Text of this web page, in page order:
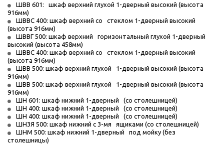
ШВВ 601:   шкаф верхний глухой 1-дверный высокий (высота
916мм)
ШВВС 400: шкаф верхний со   стеклом 1-дверный высокий
(высота 916мм)
ШВВГ 500: шкаф верхний   горизонтальный глухой 1-дверный
высокий (высота 458мм)
ШВВС 400: шкаф верхний со   стеклом 1-дверный высокий
(высота 916мм)
ШВВ 500: шкаф верхний глухой   1-дверный высокий (высота
916мм)
ШВВ 500: шкаф верхний глухой   1-дверный высокий (высота
916мм)
ШН 601: шкаф нижний 1-дверный   (со столешницей)
ШН 400: шкаф нижний 1-дверный   (со столешницей)
ШН 400: шкаф нижний 1-дверный   (со столешницей)
ШН3Я 500: шкаф нижний с 3-мя   ящиками (со столешницей)
ШНМ 500: шкаф нижний 1-дверный   под мойку (без
столешницы)